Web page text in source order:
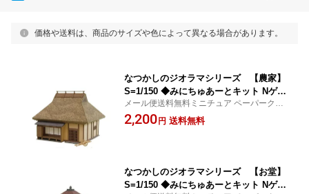
価格や送料は、商品のサイズや色によって異なる場合があります。
なつかしのジオラマシリーズ 【農家】
S=1/150 ◆みにちゅあーとキット Nゲー
ジ 建物 精密 おうち時間 工作 ミニチュ
ア インテリア
メール便送料無料ミニチュア ペーパークラ
フト
2,200 円 送料無料
なつかしのジオラマシリーズ 【お堂】
S=1/150 ◆みにちゅあーとキット Nゲー